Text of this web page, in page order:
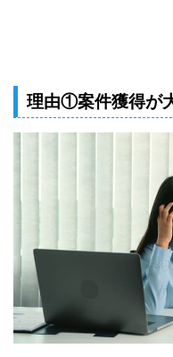
理由①案件獲得が